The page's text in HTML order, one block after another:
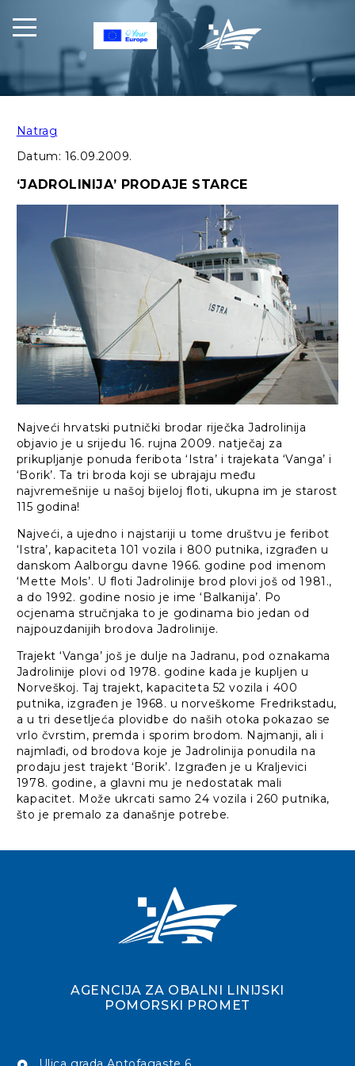
Natrag
Datum: 16.09.2009.
‘JADROLINIJA’ PRODAJE STARCE
Najveći hrvatski putnički brodar riječka Jadrolinija
objavio je u srijedu 16. rujna 2009. natječaj za
prikupljanje ponuda feribota ‘Istra’ i trajekata ‘Vanga’ i
‘Borik’. Ta tri broda koji se ubrajaju među
najvremešnije u našoj bijeloj floti, ukupna im je starost
115 godina!
Najveći, a ujedno i najstariji u tome društvu je feribot
‘Istra’, kapaciteta 101 vozila i 800 putnika, izgrađen u
danskom Aalborgu davne 1966. godine pod imenom
‘Mette Mols’. U floti Jadrolinije brod plovi još od 1981.,
a do 1992. godine nosio je ime ‘Balkanija’. Po
ocjenama stručnjaka to je godinama bio jedan od
najpouzdanijih brodova Jadrolinije.
Trajekt ‘Vanga’ još je dulje na Jadranu, pod oznakama
Jadrolinije plovi od 1978. godine kada je kupljen u
Norveškoj. Taj trajekt, kapaciteta 52 vozila i 400
putnika, izgrađen je 1968. u norveškome Fredrikstadu,
a u tri desetljeća plovidbe do naših otoka pokazao se
vrlo čvrstim, premda i sporim brodom. Najmanji, ali i
najmlađi, od brodova koje je Jadrolinija ponudila na
prodaju jest trajekt ‘Borik’. Izgrađen je u Kraljevici
1978. godine, a glavni mu je nedostatak mali
kapacitet. Može ukrcati samo 24 vozila i 260 putnika,
što je premalo za današnje potrebe.
AGENCIJA ZA OBALNI LINIJSKI
POMORSKI PROMET